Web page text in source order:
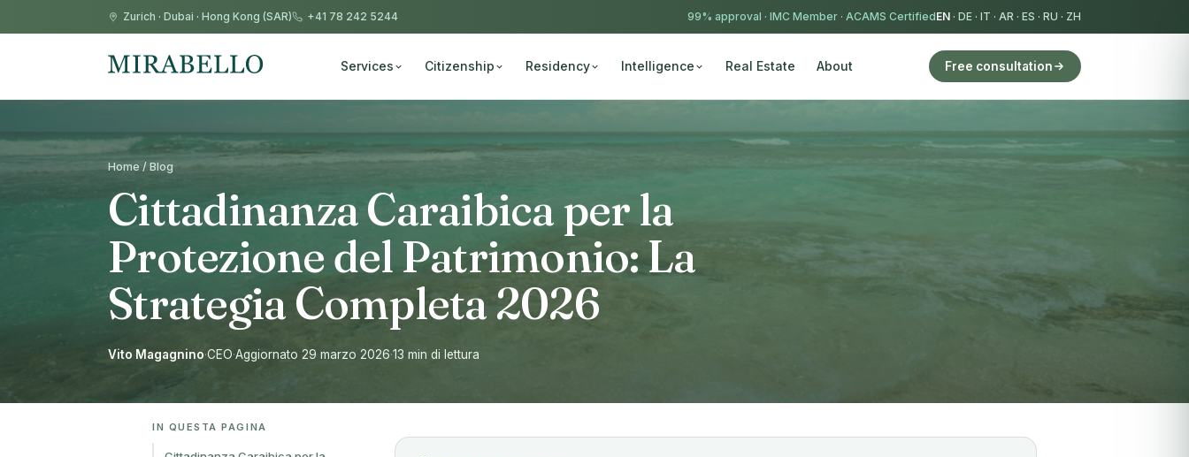
Zurich · Dubai · Hong Kong (SAR) +41 78 242 5244 99% approval · IMC Member · ACAMS CertifiedEN · DE · IT · AR · ES · RU · ZH
Services Citizenship Residency Intelligence Real Estate About Free consultation
Home / Blog
Cittadinanza Caraibica per la
Protezione del Patrimonio: La
Strategia Completa 2026
Vito Magagnino·CEO·Aggiornato 29 marzo 2026·13 min di lettura
IN QUESTA PAGINA